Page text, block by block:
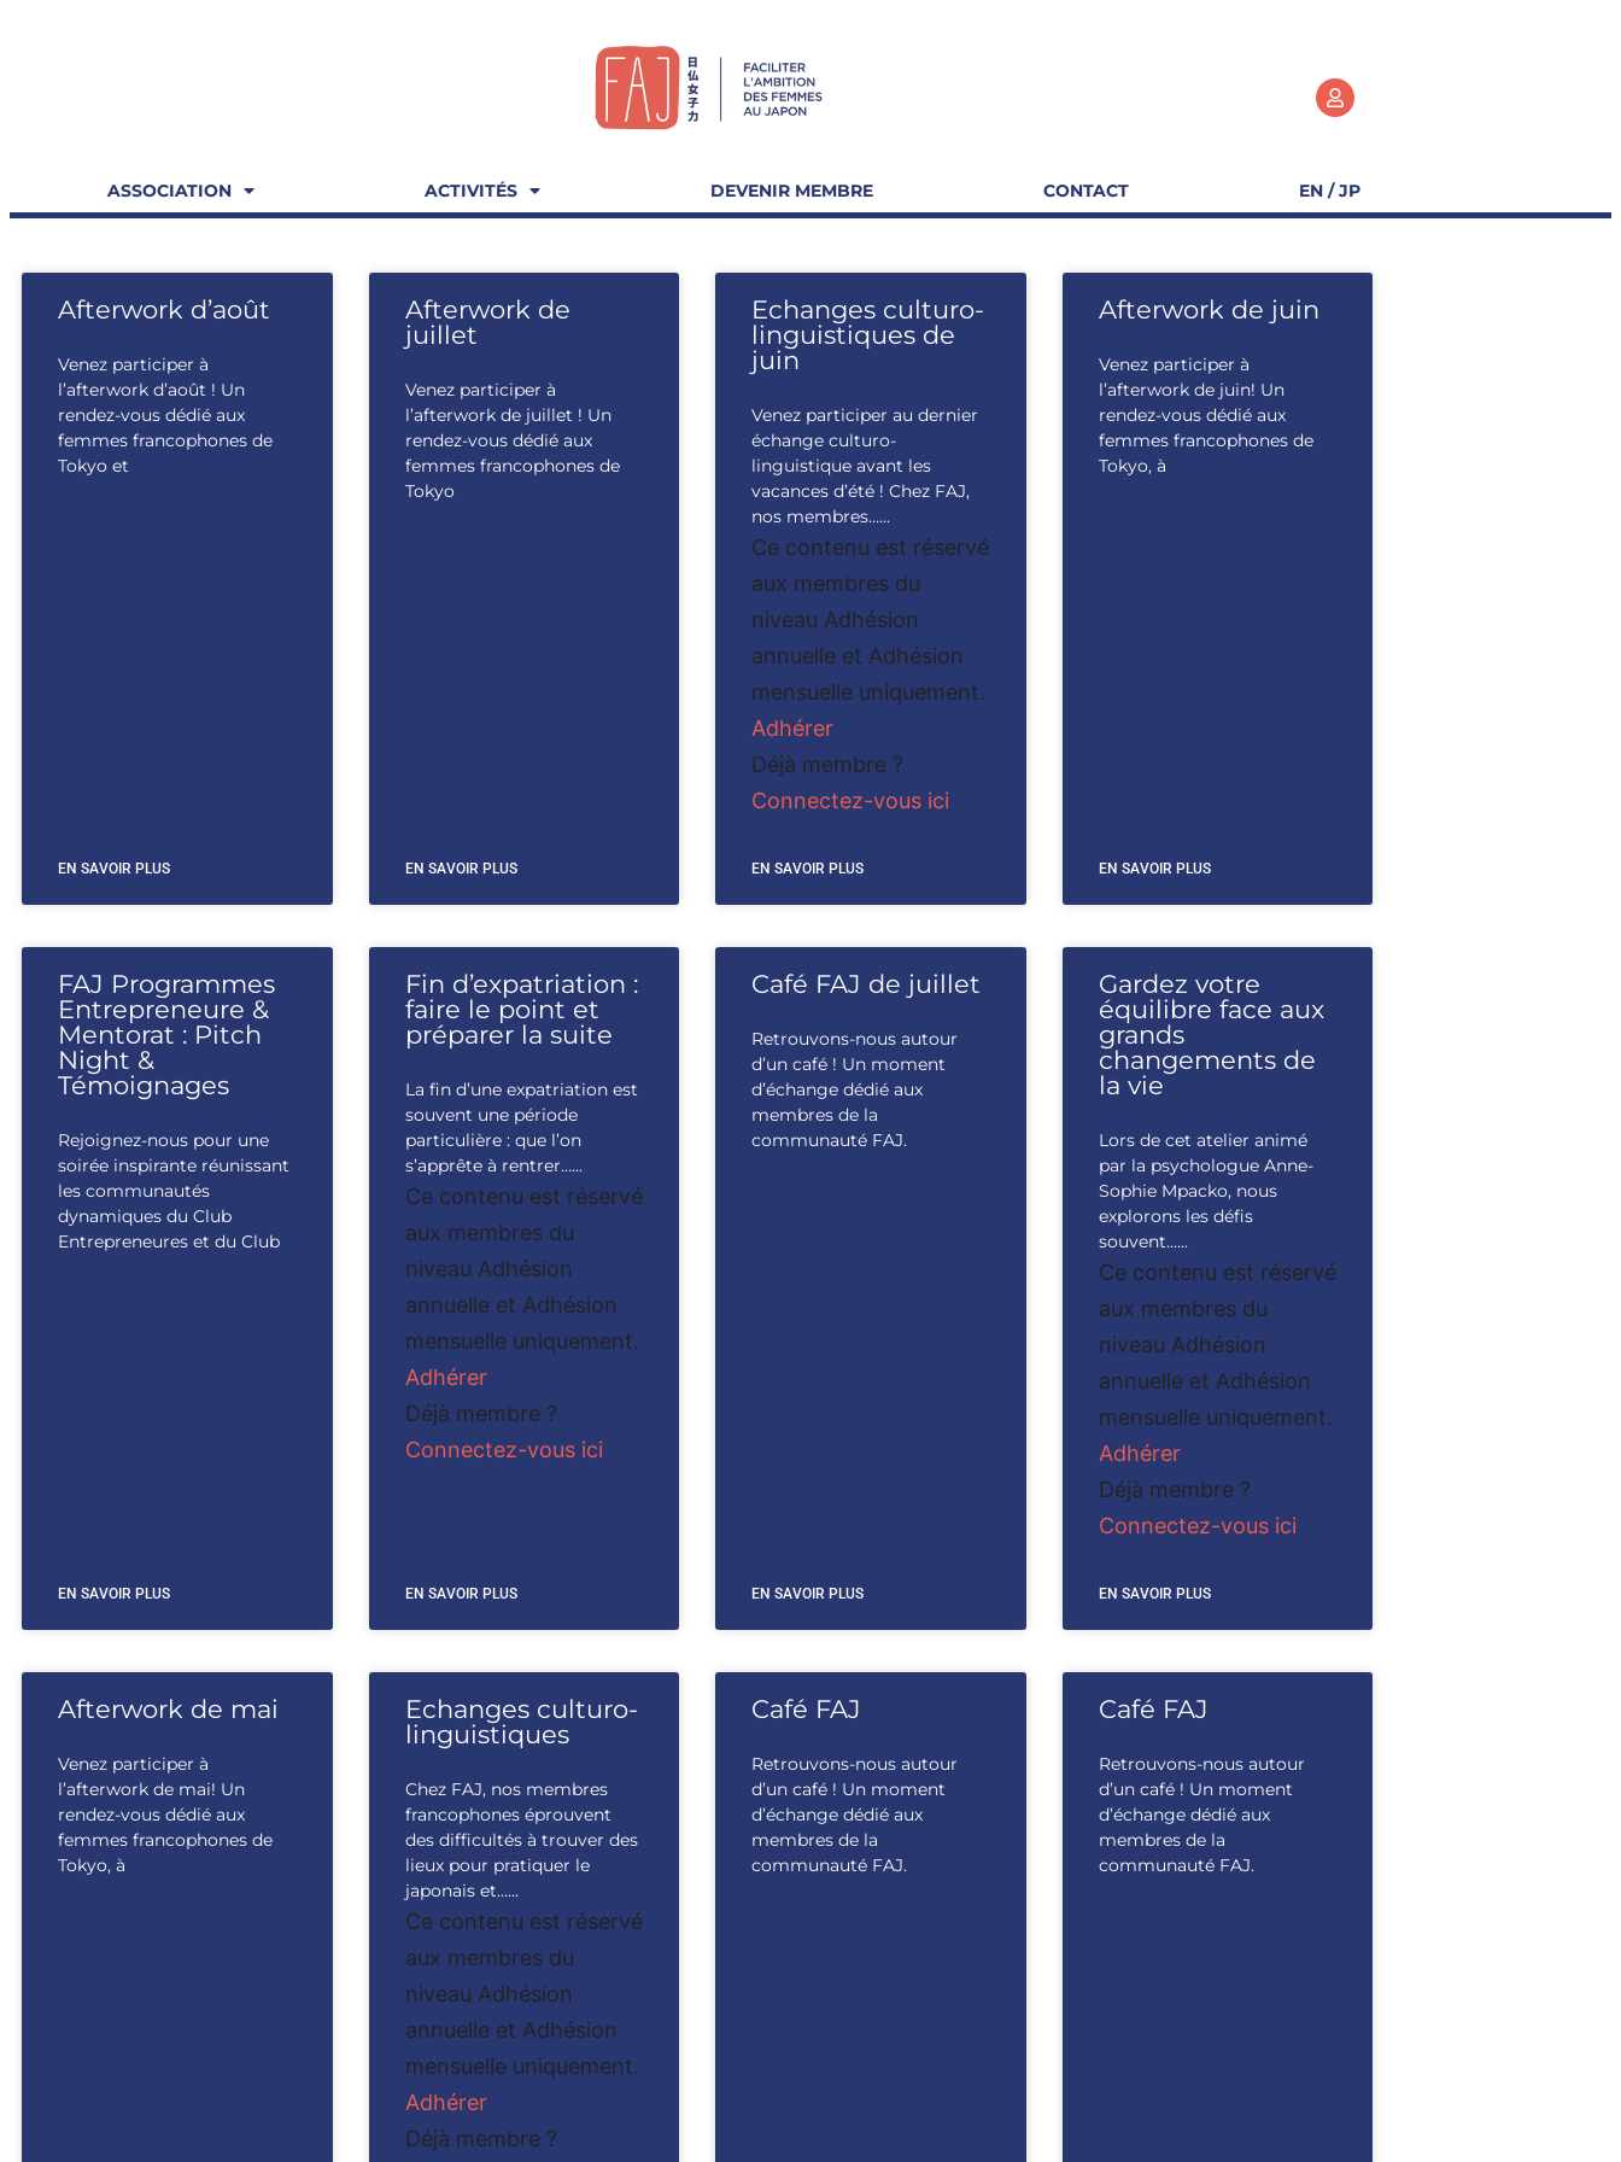
ASSOCIATION ACTIVITÉS DEVENIR MEMBRE CONTACT EN / JP
Afterwork d’août
Venez participer à
l’afterwork d’août ! Un
rendez-vous dédié aux
femmes francophones de
Tokyo et
EN SAVOIR PLUS
Afterwork de
juillet
Venez participer à
l’afterwork de juillet ! Un
rendez-vous dédié aux
femmes francophones de
Tokyo
EN SAVOIR PLUS
Echanges culturo-
linguistiques de
juin
Venez participer au dernier
échange culturo-
linguistique avant les
vacances d’été ! Chez FAJ,
nos membres…...
Ce contenu est réservé
aux membres du
niveau Adhésion
annuelle et Adhésion
mensuelle uniquement.
Adhérer
Déjà membre ?
Connectez-vous ici
EN SAVOIR PLUS
Afterwork de juin
Venez participer à
l’afterwork de juin! Un
rendez-vous dédié aux
femmes francophones de
Tokyo, à
EN SAVOIR PLUS
FAJ Programmes
Entrepreneure &
Mentorat : Pitch
Night &
Témoignages
Rejoignez-nous pour une
soirée inspirante réunissant
les communautés
dynamiques du Club
Entrepreneures et du Club
EN SAVOIR PLUS
Fin d’expatriation :
faire le point et
préparer la suite
La fin d’une expatriation est
souvent une période
particulière : que l’on
s’apprête à rentrer…...
Ce contenu est réservé
aux membres du
niveau Adhésion
annuelle et Adhésion
mensuelle uniquement.
Adhérer
Déjà membre ?
Connectez-vous ici
EN SAVOIR PLUS
Café FAJ de juillet
Retrouvons-nous autour
d’un café ! Un moment
d’échange dédié aux
membres de la
communauté FAJ.
EN SAVOIR PLUS
Gardez votre
équilibre face aux
grands
changements de
la vie
Lors de cet atelier animé
par la psychologue Anne-
Sophie Mpacko, nous
explorons les défis
souvent…...
Ce contenu est réservé
aux membres du
niveau Adhésion
annuelle et Adhésion
mensuelle uniquement.
Adhérer
Déjà membre ?
Connectez-vous ici
EN SAVOIR PLUS
Afterwork de mai
Venez participer à
l’afterwork de mai! Un
rendez-vous dédié aux
femmes francophones de
Tokyo, à
Echanges culturo-
linguistiques
Chez FAJ, nos membres
francophones éprouvent
des difficultés à trouver des
lieux pour pratiquer le
japonais et…...
Ce contenu est réservé
aux membres du
niveau Adhésion
annuelle et Adhésion
mensuelle uniquement.
Adhérer
Déjà membre ?
Café FAJ
Retrouvons-nous autour
d’un café ! Un moment
d’échange dédié aux
membres de la
communauté FAJ.
Café FAJ
Retrouvons-nous autour
d’un café ! Un moment
d’échange dédié aux
membres de la
communauté FAJ.